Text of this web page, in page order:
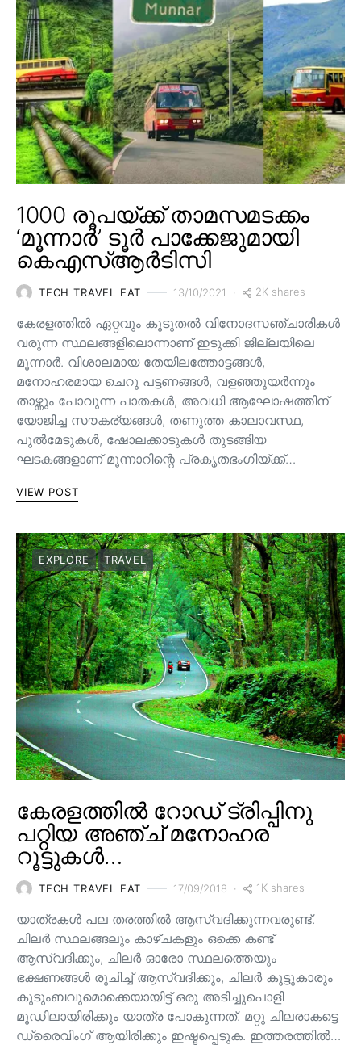
1000 രൂപയ്ക്ക് താമസമടക്കം
‘മൂന്നാർ’ ടൂർ പാക്കേജുമായി
കെഎസ്ആർടിസി
TECH TRAVEL EAT 13/10/2021 2K shares
കേരളത്തിൽ ഏറ്റവും കൂടുതൽ വിനോദസഞ്ചാരികൾ
വരുന്ന സ്ഥലങ്ങളിലൊന്നാണ് ഇടുക്കി ജില്ലയിലെ
മൂന്നാർ. വിശാലമായ തേയിലത്തോട്ടങ്ങള്‍,
മനോഹരമായ ചെറു പട്ടണങ്ങള്‍, വളഞ്ഞുയര്‍ന്നും
താഴ്ന്നും പോവുന്ന പാതകള്‍, അവധി ആഘോഷത്തിന്
യോജിച്ച സൗകര്യങ്ങള്‍, തണുത്ത കാലാവസ്ഥ,
പുൽമേടുകൾ, ഷോലക്കാടുകൾ തുടങ്ങിയ
ഘടകങ്ങളാണ് മൂന്നാറിന്റെ പ്രകൃതഭംഗിയ്ക്ക്…
VIEW POST
EXPLORE TRAVEL
കേരളത്തിൽ റോഡ് ട്രിപ്പിനു
പറ്റിയ അഞ്ച് മനോഹര
റൂട്ടുകൾ…
TECH TRAVEL EAT 17/09/2018 1K shares
യാത്രകൾ പല തരത്തിൽ ആസ്വദിക്കുന്നവരുണ്ട്.
ചിലർ സ്ഥലങ്ങലും കാഴ്ചകളും ഒക്കെ കണ്ട്
ആസ്വദിക്കും, ചിലർ ഓരോ സ്ഥലത്തെയും
ഭക്ഷണങ്ങൾ രുചിച്ച് ആസ്വദിക്കും, ചിലർ കൂട്ടുകാരും
കുടുംബവുമൊക്കെയായിട്ട് ഒരു അടിച്ചുപൊളി
മൂഡിലായിരിക്കും യാത്ര പോകുന്നത്. മറ്റു ചിലരാകട്ടെ
ഡ്രൈവിംഗ് ആയിരിക്കും ഇഷ്ടപ്പെടുക. ഇത്തരത്തിൽ…